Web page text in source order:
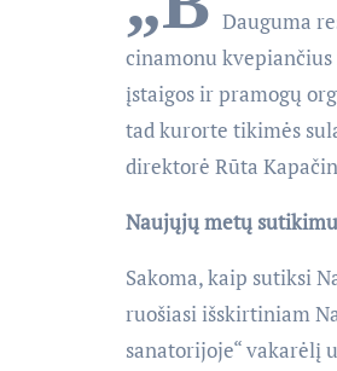
Dauguma
cinamonu
įstaigos ir pramogų
tad kurorte tikimės
direktorė Rūta
Naujųjų metų
Sakoma, kaip sutiksi
ruošiasi išskirtiniam
sanatorijoje“ vakarėlį